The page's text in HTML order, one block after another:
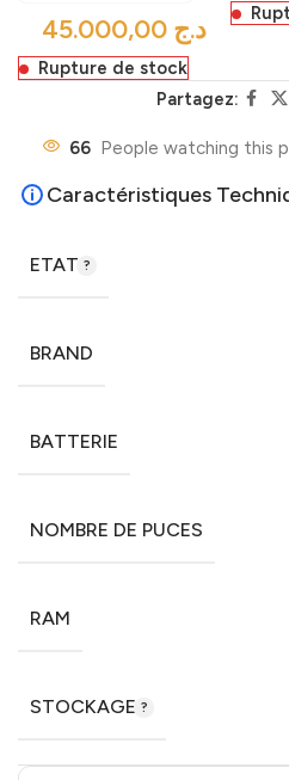
د.ج
Rupture de stock
Partagez:
66 People watching this
Caractéristiques
ETAT
BRAND
BATTERIE
NOMBRE DE PUCES
RAM
STOCKAGE